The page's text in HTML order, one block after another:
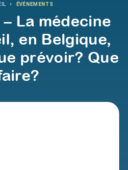
› ÉVÉNEMENTS
La médecine
en Belgique,
prévoir? Que